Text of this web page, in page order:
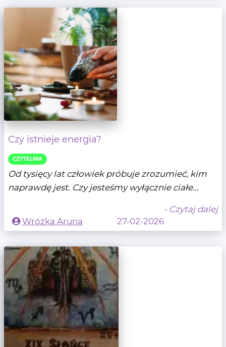
Czy istnieje energia?
CZYTELNIA
Od tysięcy lat człowiek próbuje zrozumieć, kim
naprawdę jest. Czy jesteśmy wyłącznie ciałe...
- Czytaj dalej
Wróżka Aruna
27-02-2026